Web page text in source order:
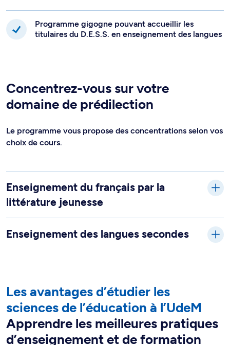
Programme gigogne pouvant accueillir les
titulaires du D.E.S.S. en enseignement des langues
Concentrez-vous sur votre
domaine de prédilection
Le programme vous propose des concentrations selon vos
choix de cours.
Enseignement du français par la
littérature jeunesse
Enseignement des langues secondes
Les avantages d’étudier les
sciences de l’éducation à l’UdeM
Apprendre les meilleures pratiques
d’enseignement et de formation